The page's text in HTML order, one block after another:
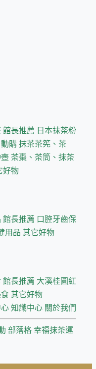
館長推薦 日本抹茶粉
購 抹茶茶筅、茶
茶棗、茶筒、抹茶
好物
館長推薦 口腔牙齒保
用品 其它好物
館長推薦 大溪桂圓紅
其它好物
知識中心 關於我們
部落格 幸福抹茶運